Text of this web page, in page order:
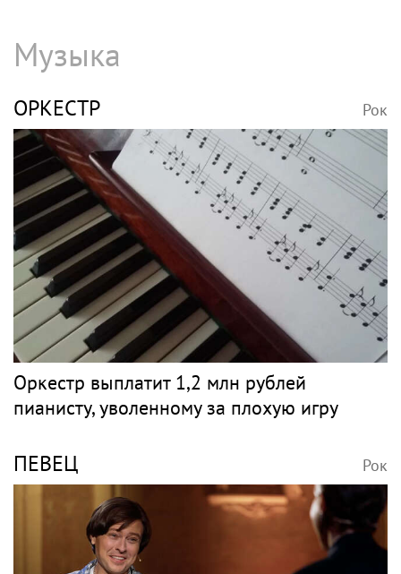
Музыка
ОРКЕСТР Рок
Оркестр выплатит 1,2 млн рублей
пианисту, уволенному за плохую игру
ПЕВЕЦ Рок